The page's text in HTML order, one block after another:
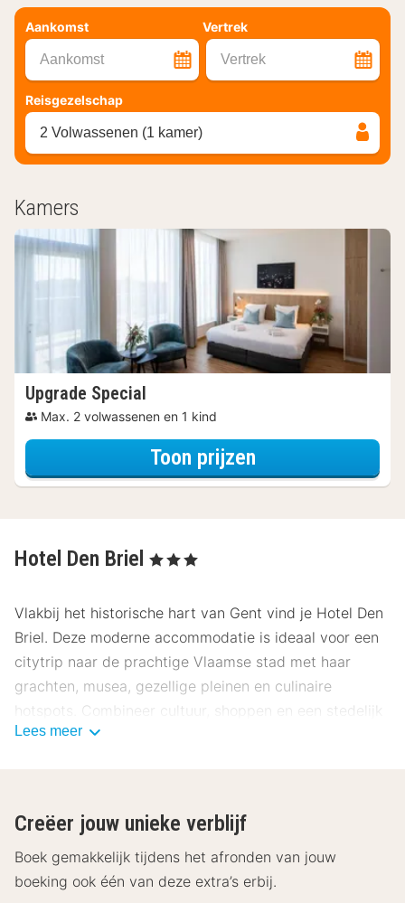
Aankomst Vertrek
Aankomst Vertrek
Reisgezelschap
2 Volwassenen (1 kamer)
Kamers
Upgrade Special
Max. 2 volwassenen en 1 kind
Toon prijzenvoor Upgrade
Hotel Den Briel , 3 Sterren
Vlakbij het historische hart van Gent vind je Hotel Den
Briel. Deze moderne accommodatie is ideaal voor een
citytrip naar de prachtige Vlaamse stad met haar
grachten, musea, gezellige pleinen en culinaire
hotspots. Combineer cultuur, shoppen en een stedelijk
avontuur in Gent met een comfortabele en rustige
Hotel Den Briel ligt aan de rand van het historische
centrum van Gent, op ongeveer 10–15 minuten lopen of
een korte tramrit van de bekendste
Lees meer
Creëer jouw unieke verblijf
Boek gemakkelijk tijdens het afronden van jouw
boeking ook één van deze extra’s erbij.